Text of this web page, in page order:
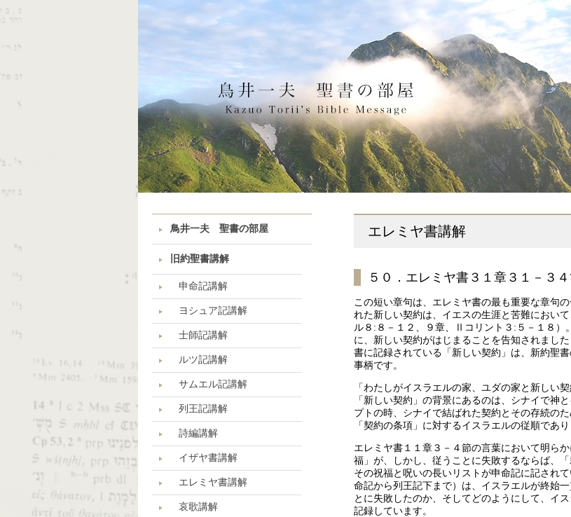
鳥井一夫 聖書の部屋
旧約聖書講解
申命記講解
ヨシュア記講解
士師記講解
ルツ記講解
サムエル記講解
列王記講解
詩編講解
イザヤ書講解
エレミヤ書講解
哀歌講解
エレミヤ書講解
５０．エレミヤ書３１章３１－３４
この短い章句は、エレミヤ書の最も重要な章句
れた新しい契約は、イエスの生涯と苦難におい
ル８:８－１２、９章、Ⅱコリント３:５－１８）
に、新しい契約がはじまることを告知されまし
書に記録されている「新しい契約」は、新約聖
事柄です。
「わたしがイスラエルの家、ユダの家と新しい
「新しい契約」の背景にあるのは、シナイで神
プトの時、シナイで結ばれた契約とその存続の
「契約の条項」に対するイスラエルの従順であ
エレミヤ書１１章３－４節の言葉において明ら
福」が、しかし、従うことに失敗するならば、
その祝福と呪いの長いリストが申命記に記され
命記から列王記下まで）は、イスラエルが終始
とに失敗したのか、そしてどのようにして、イ
記録しています。